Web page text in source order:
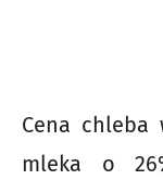
Cena chleba
mleka o